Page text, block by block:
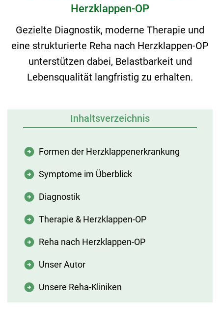
Herzklappen-OP
Gezielte Diagnostik, moderne Therapie und
eine strukturierte Reha nach Herzklappen-OP
unterstützen dabei, Belastbarkeit und
Lebensqualität langfristig zu erhalten.
Inhaltsverzeichnis
Formen der Herzklappenerkrankung
Symptome im Überblick
Diagnostik
Therapie & Herzklappen-OP
Reha nach Herzklappen-OP
Unser Autor
Unsere Reha-Kliniken